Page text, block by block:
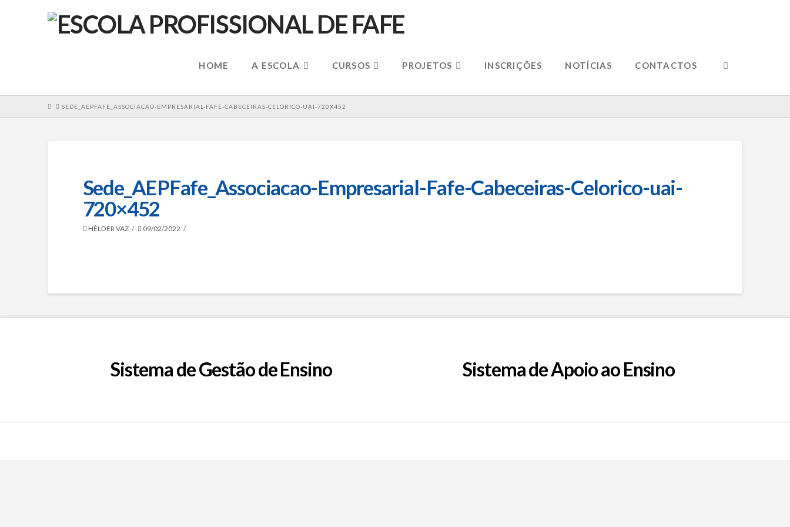
HOME A ESCOLA CURSOS PROJETOS INSCRIÇÕES NOTÍCIAS CONTACTOS
HOME
SEDE_AEPFAFE_ASSOCIACAO-EMPRESARIAL-FAFE-CABECEIRAS-CELORICO-UAI-720X452
Sede_AEPFafe_Associacao-Empresarial-Fafe-Cabeceiras-Celorico-uai-
720×452
HÉLDER VAZ 09/02/2022
Sistema de Gestão de Ensino Sistema de Apoio ao Ensino